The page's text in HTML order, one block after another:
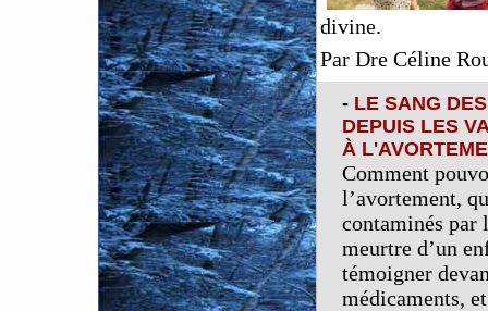
divine.
Par Dre Céline
- LE SANG
DEPUIS LES
À
Comment
l’avortement,
contaminés par
meurtre d’un
témoigner
médicaments,